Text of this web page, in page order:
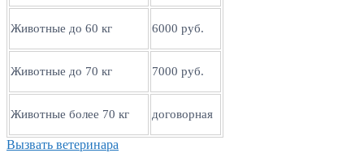
Животные до 60 кг 6000 руб.
Животные до 70 кг 7000 руб.
Животные более 70 кг договорная
Вызвать ветеринара